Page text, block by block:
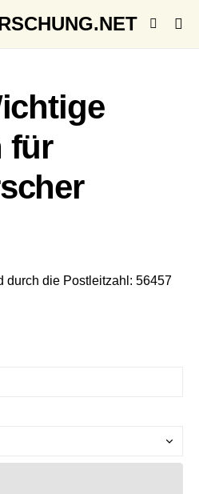
für
durch die Postleitzahl: 56457